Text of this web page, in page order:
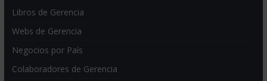
Libros de Gerencia
Webs de Gerencia
Negocios por País
Colaboradores de Gerencia